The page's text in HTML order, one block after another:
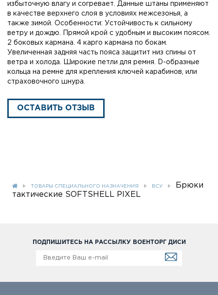
избыточную влагу и согревает. Данные штаны применяют
в качестве верхнего слоя в условиях межсезонья, а
также зимой. Особенности: Устойчивость к сильному
ветру и дождю. Прямой крой с удобным и высоким поясом.
2 боковых кармана. 4 карго кармана по бокам.
Увеличенная задняя часть пояса защитит низ спины от
ветра и холода. Широкие петли для ремня. D-образные
кольца на ремне для крепления ключей карабинов, или
страховочного шнура.
ОСТАВИТЬ ОТЗЫВ
ТОВАРЫ СПЕЦИАЛЬНОГО НАЗНАЧЕНИЯ ВСУ
Брюки
тактические SOFTSHELL РІХЕL
ПОДПИШИТЕСЬ НА РАССЫЛКУ ВОЕНТОРГ ДИСИ